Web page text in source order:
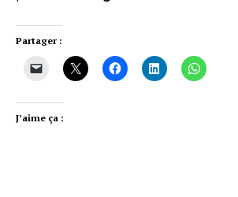
Partager :
J’aime ça :